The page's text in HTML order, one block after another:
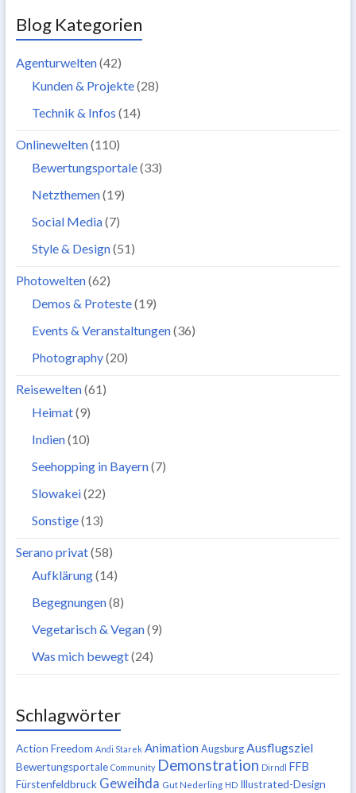
Blog Kategorien
Agenturwelten(42)
Kunden & Projekte(28)
Technik & Infos (14)
Onlinewelten(110)
Bewertungsportale(33)
Netzthemen(19)
Social Media(7)
Style & Design(51)
Photowelten(62)
Demos & Proteste(19)
Events & Veranstaltungen(36)
Photography(20)
Reisewelten(61)
Heimat(9)
Indien(10)
Seehopping in Bayern(7)
Slowakei(22)
Sonstige(13)
Serano privat(58)
Aufklärung(14)
Begegnungen(8)
Vegetarisch & Vegan(9)
Was mich bewegt(24)
Schlagwörter
Action Freedom Andi Starek Animation Augsburg Ausflugsziel
Bewertungsportale Community Demonstration Dirndl FFB
Fürstenfeldbruck Geweihda Gut Nederling HD Illustrated-Design